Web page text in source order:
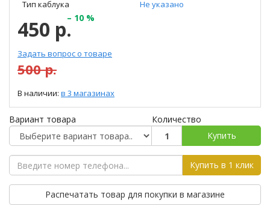
Тип каблука
Не указано
450 р.– 10 %
Задать вопрос о товаре
500 р.
В наличии: в 3 магазинах
Вариант товара
Количество
Купить
Купить в 1 клик
Распечатать товар для покупки в магазине